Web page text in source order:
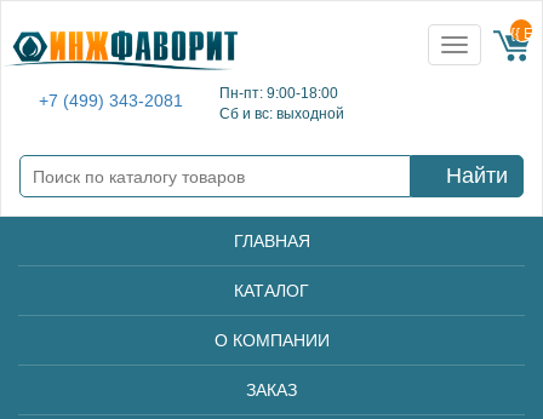
+7 (499) 343-2081
Пн-пт: 9:00-18:00
Сб и вс: выходной
Toggle
navigation
{{
Найти
ГЛАВНАЯ
КАТАЛОГ
О КОМПАНИИ
ЗАКАЗ